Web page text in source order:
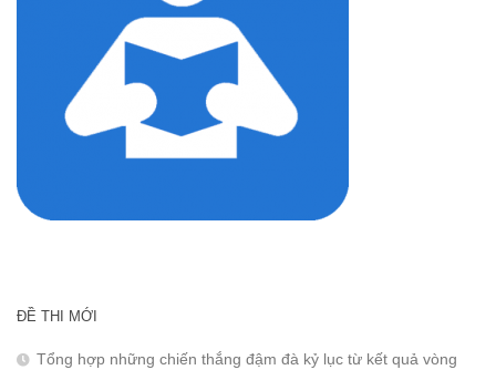
ĐỀ THI MỚI
Tổng hợp những chiến thắng đậm đà kỷ lục từ kết quả vòng